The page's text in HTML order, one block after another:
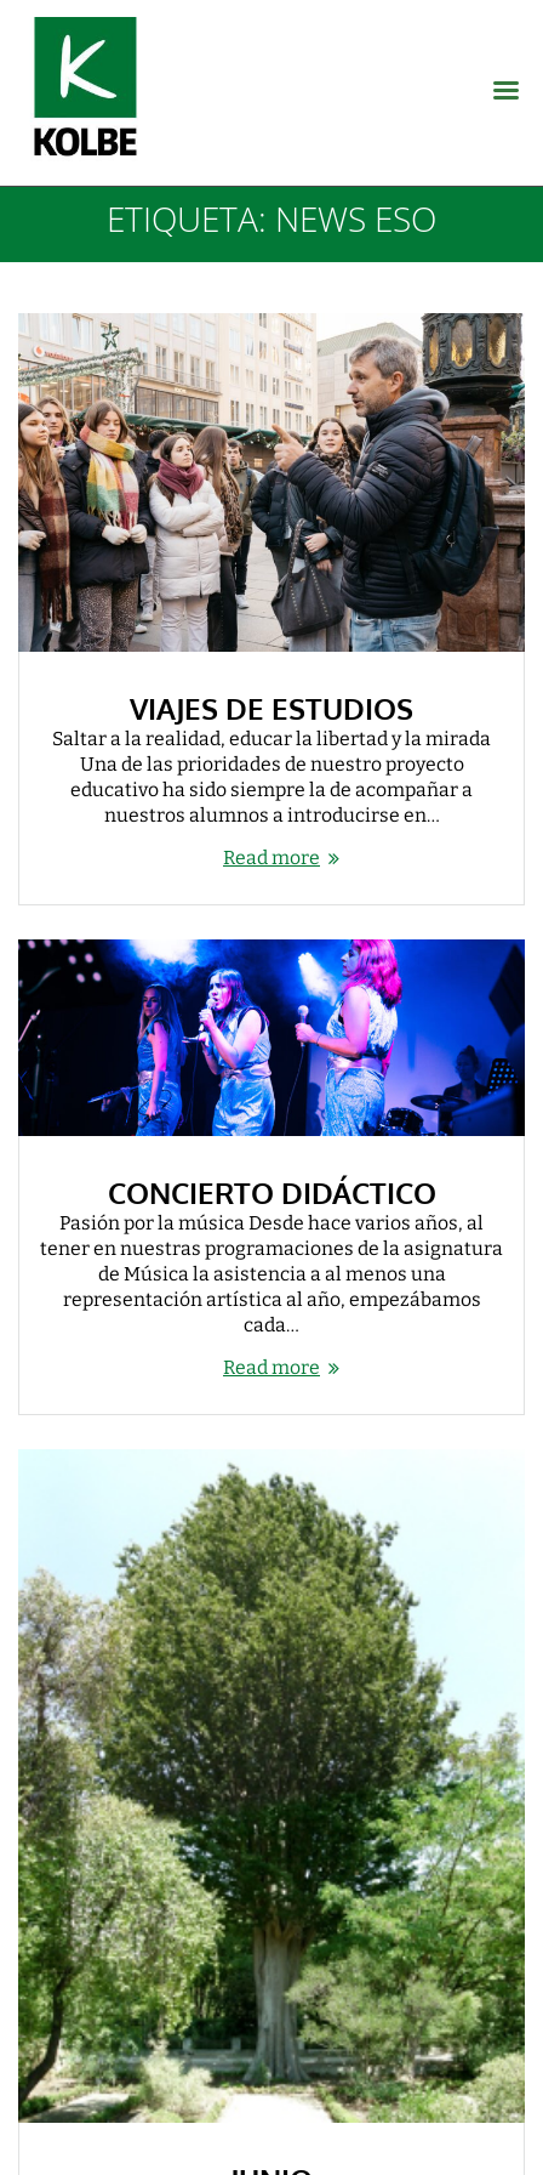
ETIQUETA: NEWS ESO
VIAJES DE ESTUDIOS
Saltar a la realidad, educar la libertad y la mirada
Una de las prioridades de nuestro proyecto
educativo ha sido siempre la de acompañar a
nuestros alumnos a introducirse en…
Read more
CONCIERTO DIDÁCTICO
Pasión por la música Desde hace varios años, al
tener en nuestras programaciones de la asignatura
de Música la asistencia a al menos una
representación artística al año, empezábamos
cada…
Read more